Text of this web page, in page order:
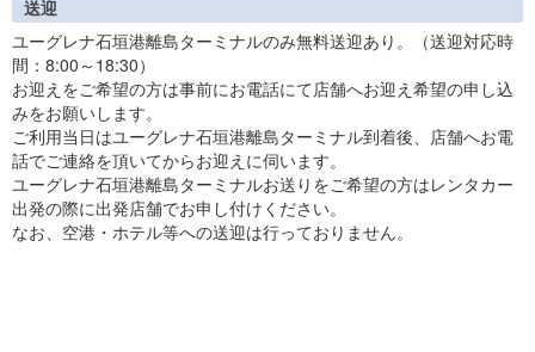
送迎
ユーグレナ石垣港離島ターミナルのみ無料送迎あり。（送迎対応時
間：8:00～18:30）
お迎えをご希望の方は事前にお電話にて店舗へお迎え希望の申し込
みをお願いします。
ご利用当日はユーグレナ石垣港離島ターミナル到着後、店舗へお電
話でご連絡を頂いてからお迎えに伺います。
ユーグレナ石垣港離島ターミナルお送りをご希望の方はレンタカー
出発の際に出発店舗でお申し付けください。
なお、空港・ホテル等への送迎は行っておりません。